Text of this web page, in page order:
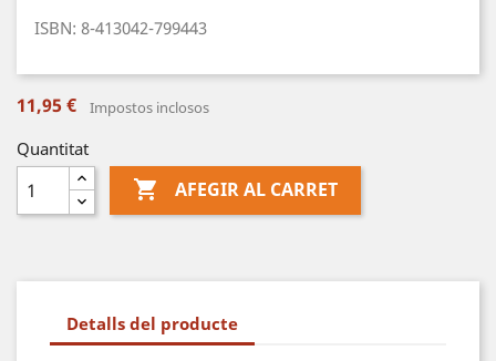
ISBN: 8-413042-799443
11,95 € Impostos inclosos
Quantitat
 AFEGIR AL CARRET
Detalls del producte